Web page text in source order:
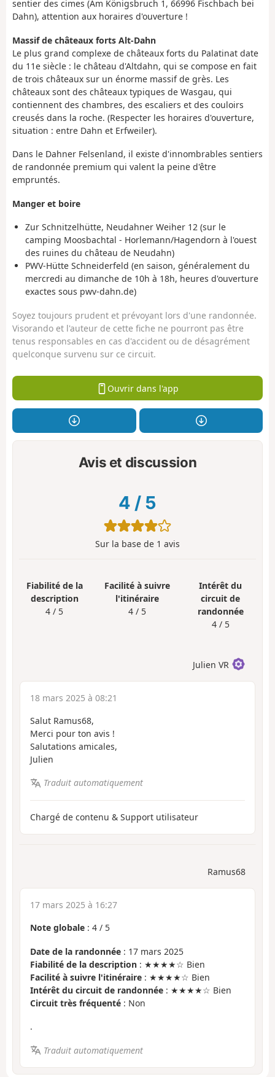
sentier des cimes (Am Königsbruch 1, 66996 Fischbach bei
Dahn), attention aux horaires d'ouverture !
Massif de châteaux forts Alt-Dahn
Le plus grand complexe de châteaux forts du Palatinat date
du 11e siècle : le château d'Altdahn, qui se compose en fait
de trois châteaux sur un énorme massif de grès. Les
châteaux sont des châteaux typiques de Wasgau, qui
contiennent des chambres, des escaliers et des couloirs
creusés dans la roche. (Respecter les horaires d'ouverture,
situation : entre Dahn et Erfweiler).
Dans le Dahner Felsenland, il existe d'innombrables sentiers
de randonnée premium qui valent la peine d'être
empruntés.
Manger et boire
Zur Schnitzelhütte, Neudahner Weiher 12 (sur le
camping Moosbachtal - Horlemann/Hagendorn à l'ouest
des ruines du château de Neudahn)
PWV-Hütte Schneiderfeld (en saison, généralement du
mercredi au dimanche de 10h à 18h, heures d'ouverture
exactes sous pwv-dahn.de)
Soyez toujours prudent et prévoyant lors d'une randonnée.
Visorando et l'auteur de cette fiche ne pourront pas être
tenus responsables en cas d'accident ou de désagrément
quelconque survenu sur ce circuit.
Ouvrir dans l'app
Avis et discussion
4 / 5
Sur la base de 1 avis
Fiabilité de la
description
4 / 5
Facilité à suivre
l'itinéraire
4 / 5
Intérêt du
circuit de
randonnée
4 / 5
Julien VR
18 mars 2025 à 08:21
Salut Ramus68,
Merci pour ton avis !
Salutations amicales,
Julien
Traduit automatiquement
Chargé de contenu & Support utilisateur
Ramus68
17 mars 2025 à 16:27
Note globale : 4 / 5
Date de la randonnée : 17 mars 2025
Fiabilité de la description : ★★★★☆ Bien
Facilité à suivre l'itinéraire : ★★★★☆ Bien
Intérêt du circuit de randonnée : ★★★★☆ Bien
Circuit très fréquenté : Non
.
Traduit automatiquement